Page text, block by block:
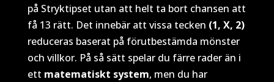
på Stryktipset utan att helt ta bort chansen att
få 13 rätt. Det innebär att vissa tecken (1, X, 2)
reduceras baserat på förutbestämda mönster
och villkor. På så sätt spelar du färre rader än i
ett matematiskt system, men du har